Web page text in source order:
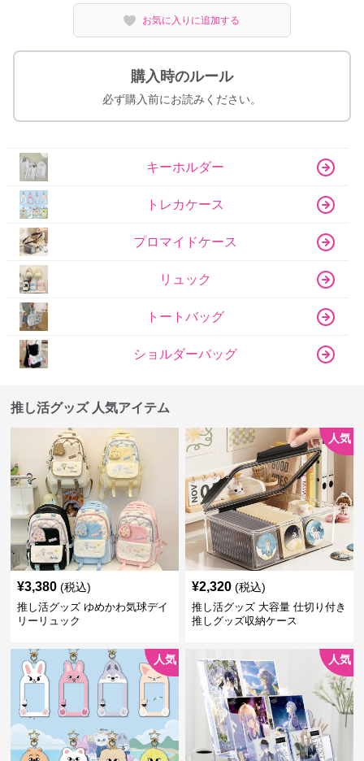
お気に入りに追加する
購入時のルール
必ず購入前にお読みください。
キーホルダー
トレカケース
プロマイドケース
リュック
トートバッグ
ショルダーバッグ
推し活グッズ 人気アイテム
¥3,380 (税込)
推し活グッズ ゆめかわ気球デイ
リーリュック
人気
¥2,320 (税込)
推し活グッズ 大容量 仕切り付き
推しグッズ収納ケース
人気 人気